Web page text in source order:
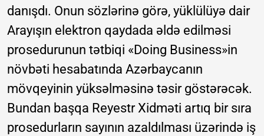
danışdı. Onun sözlərinə görə, yüklülüyə dair
Arayışın elektron qaydada əldə edilməsi
prosedurunun tətbiqi «Doing Business»in
növbəti hesabatında Azərbaycanın
mövqeyinin yüksəlməsinə təsir göstərəcək.
Bundan başqa Reyestr Xidməti artıq bir sıra
prosedurların sayının azaldılması üzərində iş